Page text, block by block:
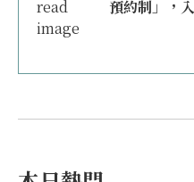
預約制」，